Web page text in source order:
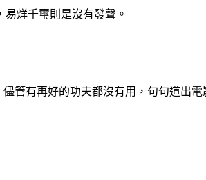
烊千璽則是沒有發聲。
管有再好的功夫都沒有用，句句道出電